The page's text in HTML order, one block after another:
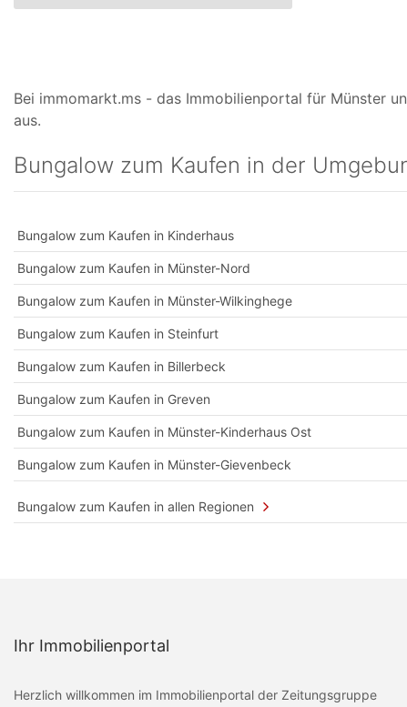
Bei immomarkt.ms - das Immobilienportal für Münster
aus.
Bungalow zum Kaufen in der
Bungalow zum Kaufen in Kinderhaus
Bungalow zum Kaufen in Münster-Nord
Bungalow zum Kaufen in Münster-Wilkinghege
Bungalow zum Kaufen in Steinfurt
Bungalow zum Kaufen in Billerbeck
Bungalow zum Kaufen in Greven
Bungalow zum Kaufen in Münster-Kinderhaus Ost
Bungalow zum Kaufen in Münster-Gievenbeck
Bungalow zum Kaufen in allen Regionen
Ihr Immobilienportal
Herzlich willkommen im Immobilienportal der Zeitungsgruppe